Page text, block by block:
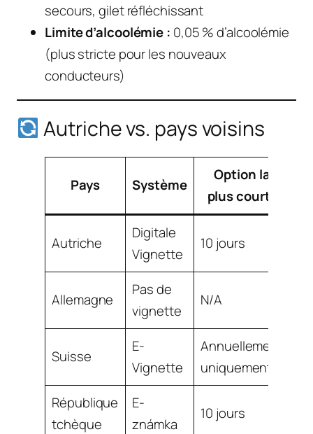
secours, gilet réfléchissant
Limite d’alcoolémie : 0,05 % d’alcoolémie
(plus stricte pour les nouveaux
conducteurs)
Autriche vs. pays voisins
Pays Système
Option la
plus courte
Autriche
Digitale
Vignette
10 jours
Allemagne
Pas de
vignette
N/A
Suisse
E-
Vignette
Annuellement
uniquement
République
tchèque
E-
známka
10 jours